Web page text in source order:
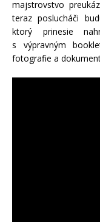
majstrovstvo
teraz poslucháči
ktorý prinesie
s výpravným
fotografie a